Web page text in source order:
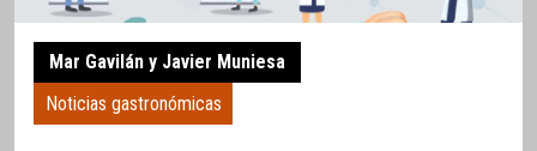
Mar Gavilán y Javier Muniesa
Noticias gastronómicas